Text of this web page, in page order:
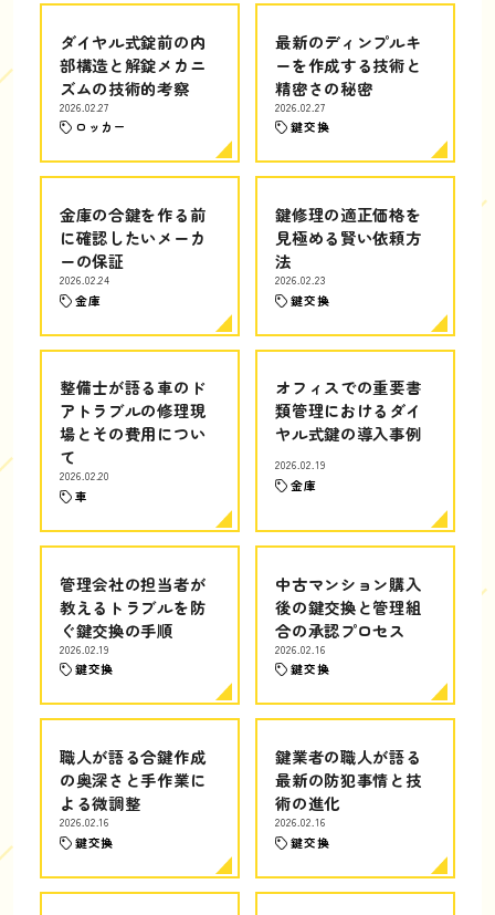
ダイヤル式錠前の内
部構造と解錠メカニ
ズムの技術的考察
2026.02.27
ロッカー
最新のディンプルキ
ーを作成する技術と
精密さの秘密
2026.02.27
鍵交換
金庫の合鍵を作る前
に確認したいメーカ
ーの保証
2026.02.24
金庫
鍵修理の適正価格を
見極める賢い依頼方
法
2026.02.23
鍵交換
整備士が語る車のド
アトラブルの修理現
場とその費用につい
て
2026.02.20
車
オフィスでの重要書
類管理におけるダイ
ヤル式鍵の導入事例
2026.02.19
金庫
管理会社の担当者が
教えるトラブルを防
ぐ鍵交換の手順
2026.02.19
鍵交換
中古マンション購入
後の鍵交換と管理組
合の承認プロセス
2026.02.16
鍵交換
職人が語る合鍵作成
の奥深さと手作業に
よる微調整
2026.02.16
鍵交換
鍵業者の職人が語る
最新の防犯事情と技
術の進化
2026.02.16
鍵交換